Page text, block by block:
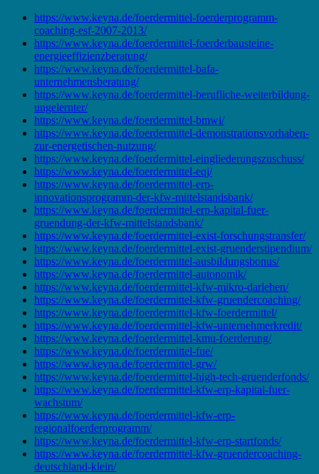
https://www.keyna.de/foerdermittel-foerderprogramm-
coaching-esf-2007-2013/
https://www.keyna.de/foerdermittel-foerderbausteine-
energieeffizienzberatung/
https://www.keyna.de/foerdermittel-bafa-
unternehmensberatung/
https://www.keyna.de/foerdermittel-berufliche-weiterbildung-
ungelernter/
https://www.keyna.de/foerdermittel-bmwi/
https://www.keyna.de/foerdermittel-demonstrationsvorhaben-
zur-energetischen-nutzung/
https://www.keyna.de/foerdermittel-eingliederungszuschuss/
https://www.keyna.de/foerdermittel-eqj/
https://www.keyna.de/foerdermittel-erp-
innovationsprogramm-der-kfw-mittelstandsbank/
https://www.keyna.de/foerdermittel-erp-kapital-fuer-
gruendung-der-kfw-mittelstandsbank/
https://www.keyna.de/foerdermittel-exist-forschungstransfer/
https://www.keyna.de/foerdermittel-exist-gruenderstipendium/
https://www.keyna.de/foerdermittel-ausbildungsbonus/
https://www.keyna.de/foerdermittel-autonomik/
https://www.keyna.de/foerdermittel-kfw-mikro-darlehen/
https://www.keyna.de/foerdermittel-kfw-gruendercoaching/
https://www.keyna.de/foerdermittel-kfw-foerdermittel/
https://www.keyna.de/foerdermittel-kfw-unternehmerkredit/
https://www.keyna.de/foerdermittel-kmu-foerderung/
https://www.keyna.de/foerdermittel-fue/
https://www.keyna.de/foerdermittel-grw/
https://www.keyna.de/foerdermittel-high-tech-gruenderfonds/
https://www.keyna.de/foerdermittel-kfw-erp-kapital-fuer-
wachstum/
https://www.keyna.de/foerdermittel-kfw-erp-
regionalfoerderprogramm/
https://www.keyna.de/foerdermittel-kfw-erp-startfonds/
https://www.keyna.de/foerdermittel-kfw-gruendercoaching-
deutschland-klein/